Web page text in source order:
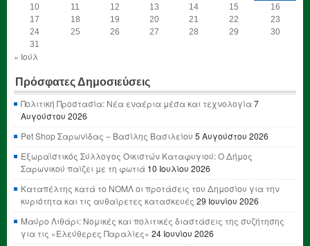
10
11 12 13 14 15
16
17
18 19 20 21 22
23
24
25 26 27 28 29
30
31
« Ιούλ
Πρόσφατες Δημοσιεύσεις
Πολιτική Προστασία: Νέα εναέρια μέσα και τεχνολογία7
Αυγούστου 2026
Pet Shop Σαρωνίδας – Βασίλης Βασιλείου 5 Αυγούστου 2026
Εξωραϊστικός Σύλλογος Οικιστών Καταφυγιού: Ο Δήμος
Σαρωνικού παίζει με τη φωτιά 10 Ιουλίου 2026
Καταπέλτης κατά το ΝΟΜΛ οι προτάσεις του Δημοσίου για την
κυριότητα και τις αυθαίρετες κατασκευές 29 Ιουνίου 2026
Μαύρο Λιθάρι: Νομικές και πολιτικές διαστάσεις της συζήτησης
για τις «Ελεύθερες Παραλίες» 24 Ιουνίου 2026